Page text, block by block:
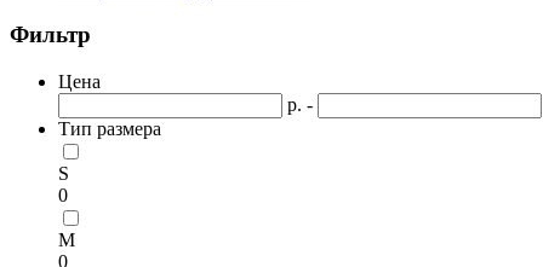
Фильтр
Цена
р. -
Тип размера
S
0
M
0